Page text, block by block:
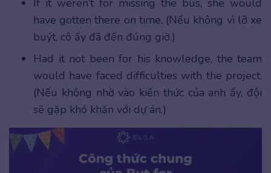
If it weren’t for missing the bus, she would
have gotten there on time. (Nếu không vì lỡ xe
buýt, cô ấy đã đến đúng giờ.)
Had it not been for his knowledge, the team
would have faced difficulties with the project.
(Nếu không nhờ vào kiến thức của anh ấy, đội
sẽ gặp khó khăn với dự án.)